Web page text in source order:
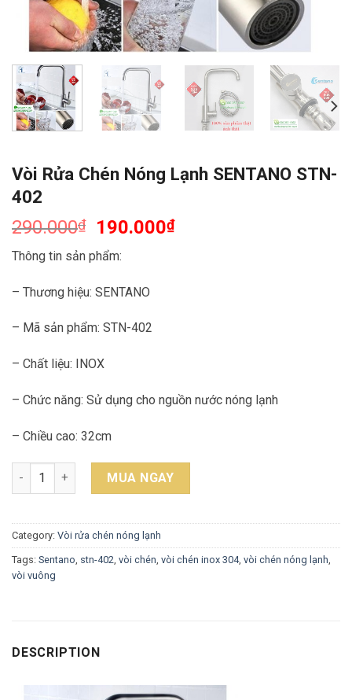
Vòi Rửa Chén Nóng Lạnh SENTANO STN-
402
290.000₫ 190.000₫
Thông tin sản phẩm:
– Thương hiệu: SENTANO
– Mã sản phẩm: STN-402
– Chất liệu: INOX
– Chức năng: Sử dụng cho nguồn nước nóng lạnh
– Chiều cao: 32cm
Vòi Rửa Chén Nóng Lạnh SENTANO STN-402 quantity
MUA NGAY
Category: Vòi rửa chén nóng lạnh
Tags: Sentano stn-402 vòi chén vòi chén inox 304, vòi chén nóng lạnh
vòi vuông
DESCRIPTION